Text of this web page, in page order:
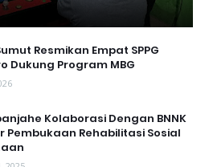
Resmikan Empat SPPG
Dukung Program MBG
Kolaborasi Dengan BNNK
Pembukaan Rehabilitasi Sosial